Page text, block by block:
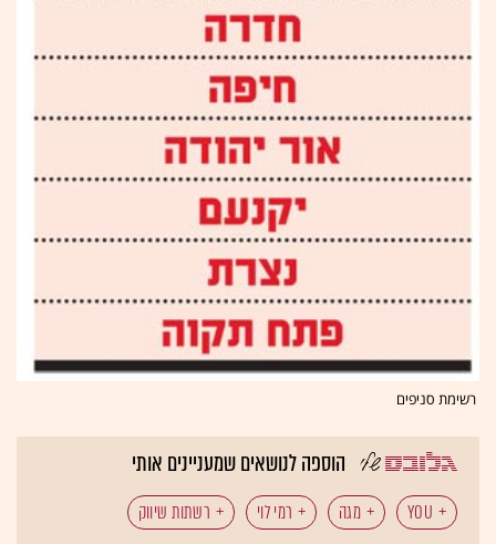
רשימת סניפים
הוספה לנושאים שמעניינים אותי
YOU מגה רמי לוי
רשתות שיווק